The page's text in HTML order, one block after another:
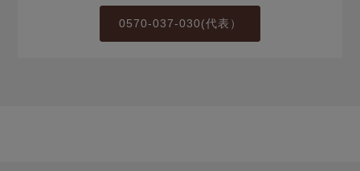
0570-037-030(代表）